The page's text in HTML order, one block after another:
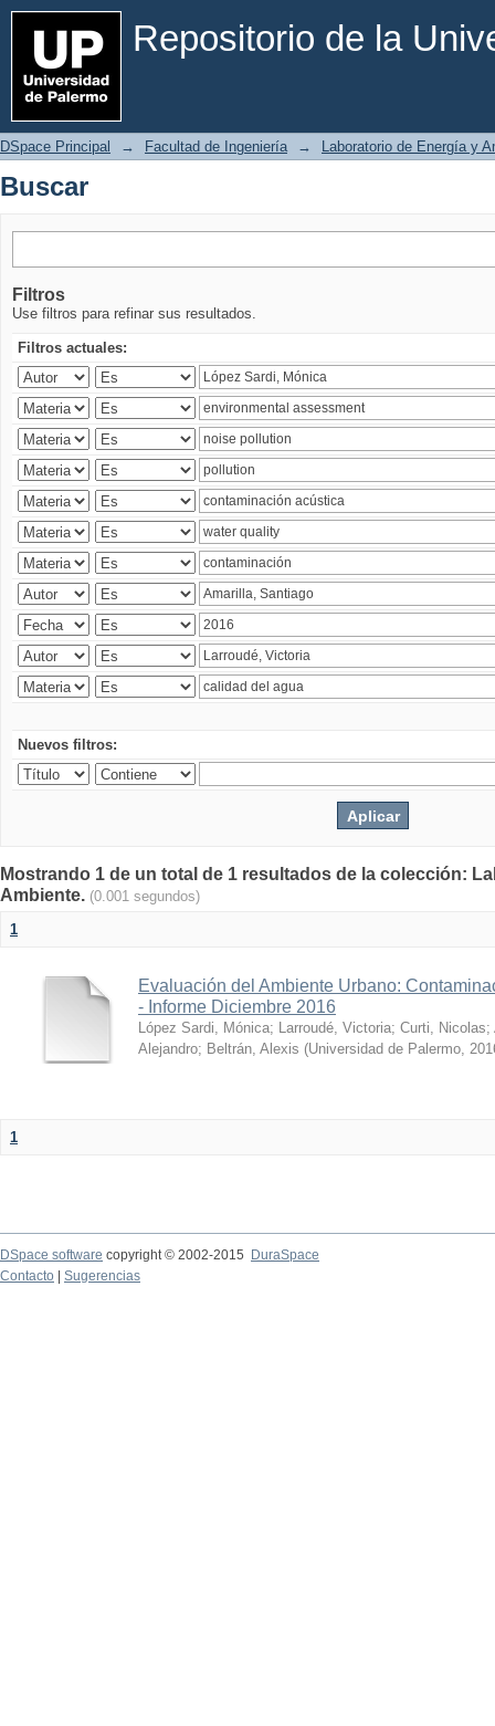
Repositorio de la
Buscar
DSpace Principal → Facultad de Ingeniería → Laboratorio de Energía y
Buscar
Filtros
Use filtros para refinar sus resultados.
Filtros actuales:
Nuevos filtros:
Mostrando 1 de un total de 1 resultados de la colección:
Ambiente. (0.001 segundos)
1
Evaluación del Ambiente Urbano:
- Informe Diciembre 2016
López Sardi, Mónica; Larroudé, Victoria; Curti, Nicolas;
Alejandro; Beltrán, Alexis (Universidad de Palermo,
1
DSpace software copyright © 2002-2015
DuraSpace
Contacto
Sugerencias